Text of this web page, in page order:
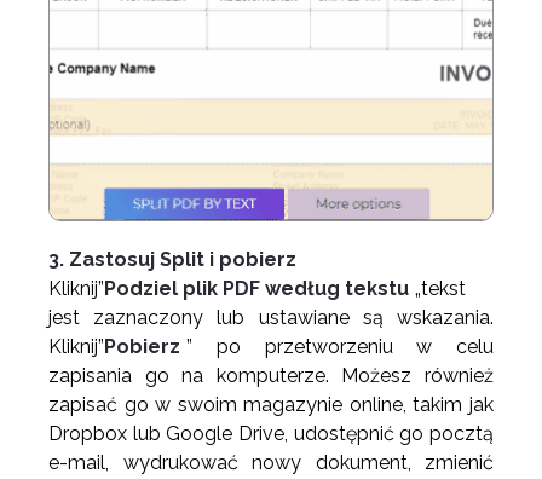
3. Zastosuj Split i pobierz
Kliknij” Podziel plik PDF według tekstu „tekst
jest zaznaczony lub ustawiane są wskazania.
Kliknij” Pobierz ” po przetworzeniu w celu
zapisania go na komputerze. Możesz również
zapisać go w swoim magazynie online, takim jak
Dropbox lub Google Drive, udostępnić go pocztą
e-mail, wydrukować nowy dokument, zmienić